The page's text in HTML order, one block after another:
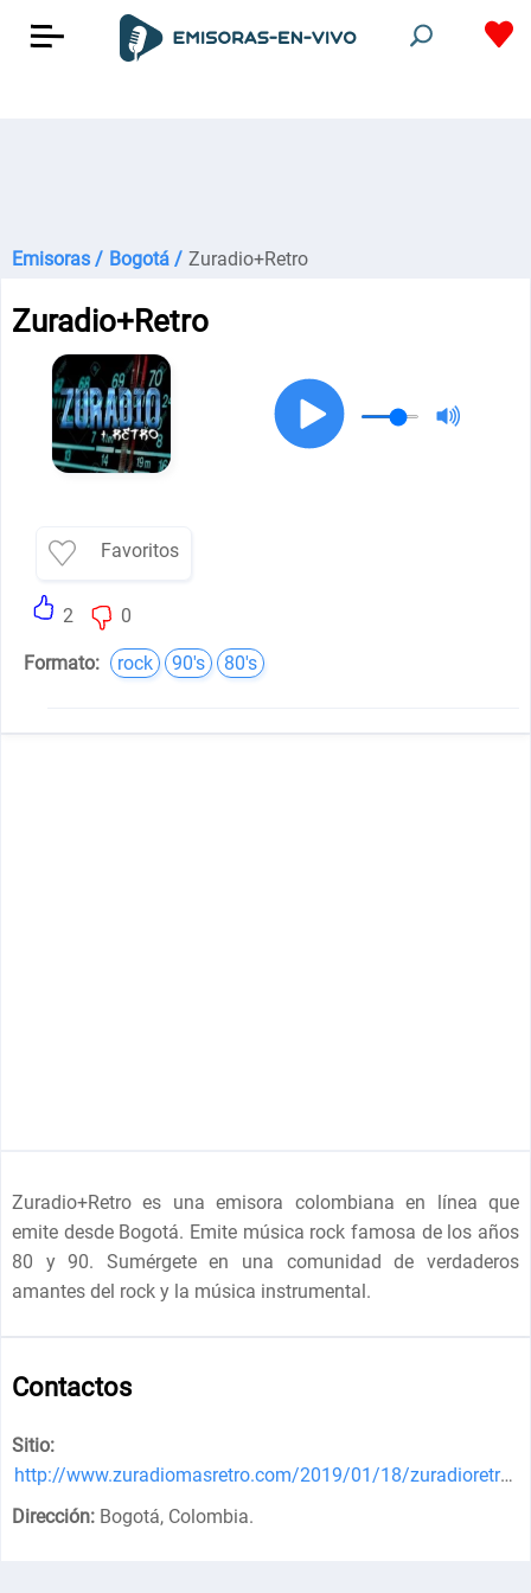
Emisoras / Bogotá / Zuradio+Retro
Zuradio+Retro
Favoritos
2 0
Formato: rock 90's 80's
Zuradio+Retro es una emisora colombiana en línea que
emite desde Bogotá. Emite música rock famosa de los años
80 y 90. Sumérgete en una comunidad de verdaderos
amantes del rock y la música instrumental.
Contactos
Sitio:
http://www.zuradiomasretro.com/2019/01/18/zuradioretro/
Dirección: Bogotá, Colombia.